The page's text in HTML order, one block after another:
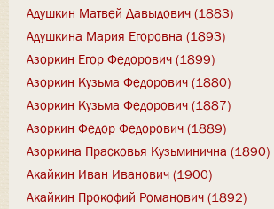
Адушкин Матвей Давыдович (1883)
Адушкина Мария Егоровна (1893)
Азоркин Егор Федорович (1899)
Азоркин Кузьма Федорович (1880)
Азоркин Кузьма Федорович (1887)
Азоркин Федор Федорович (1889)
Азоркина Прасковья Кузьминична (1890)
Акайкин Иван Иванович (1900)
Акайкин Прокофий Романович (1892)